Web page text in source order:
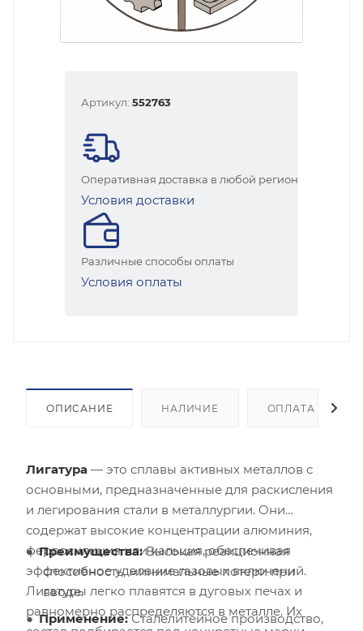
Артикул: 552763
Оперативная доставка в любой регион
Условия доставки
Различные способы оплаты
Условия оплаты
ОПИСАНИЕ НАЛИЧИЕ ОПЛАТА
Лигатура — это сплавы активных металлов с
основными, предназначенные для раскисления
и легирования стали в металлургии. Они
содержат высокие концентрации алюминия,
ферросилиция или кальция, обеспечивая
эффективное удаление газовых включений.
Лигатуры легко плавятся в дуговых печах и
равномерно распределяются в металле. Их
Преимущества:Высокая реакционная
способность, минимальные потери при
вводе.
Применение:Сталелитейное производство,